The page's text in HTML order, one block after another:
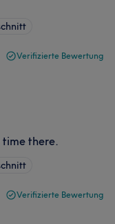
Verifizierte Bewertung
time there.
Verifizierte Bewertung